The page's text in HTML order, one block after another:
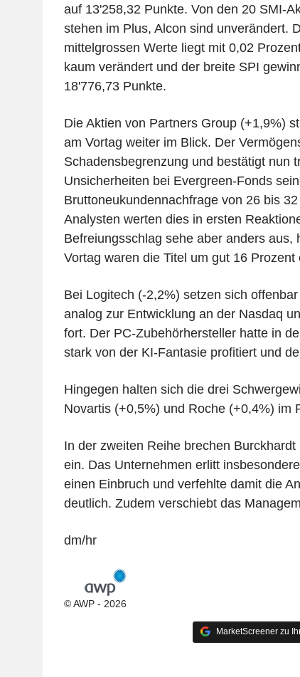
auf 13'258,32 Punkte. Von den 20 SMI-
stehen im Plus, Alcon sind unverändert.
mittelgrossen Werte liegt mit 0,02
kaum verändert und der breite SPI
18'776,73 Punkte.
Die Aktien von Partners Group (+1,9%)
am Vortag weiter im Blick. Der
Schadensbegrenzung und bestätigt nun
Unsicherheiten bei Evergreen-Fonds
Bruttoneukundennachfrage von 26 bis
Analysten werten dies in ersten
Befreiungsschlag sehe aber anders aus,
Vortag waren die Titel um gut 16 Prozent
Bei Logitech (-2,2%) setzen sich
analog zur Entwicklung an der Nasdaq
fort. Der PC-Zubehörhersteller hatte in
stark von der KI-Fantasie profitiert und
Hingegen halten sich die drei
Novartis (+0,5%) und Roche (+0,4%) im
In der zweiten Reihe brechen
ein. Das Unternehmen erlitt
einen Einbruch und verfehlte damit die
deutlich. Zudem verschiebt das
dm/hr
© AWP - 2026
MarketScreener zu